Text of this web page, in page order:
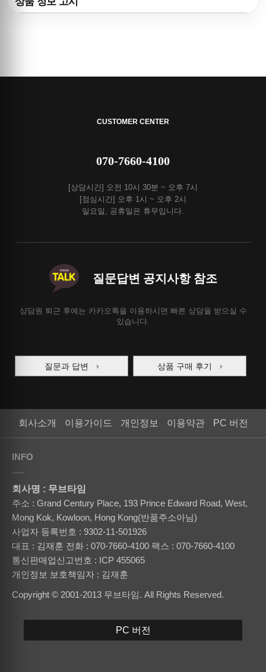
CUSTOMER CENTER
070-7660-4100
[상담시간] 오전 10시 30분 ~ 오후 7시
[점심시간] 오후 1시 ~ 오후 2시
일요일, 공휴일은 휴무입니다.
질문답변 공지사항 참조
상담원 퇴근 후에는 카카오톡을 이용하시면 빠른 상담을 받으실 수
있습니다.
질문과 답변 상품 구매 후기
회사소개 이용가이드 개인정보 이용약관 PC 버전
INFO
회사명 : 무브타임
주소 : Grand Century Place, 193 Prince Edward Road, West,
Mong Kok, Kowloon, Hong Kong(반품주소아님)
사업자 등록번호 : 9302-11-501926
대표 : 김재훈 전화 : 070-7660-4100 팩스 : 070-7660-4100
통신판매업신고번호 : ICP 455065
개인정보 보호책임자 : 김재훈
Copyright © 2001-2013 무브타임. All Rights Reserved.
PC 버전